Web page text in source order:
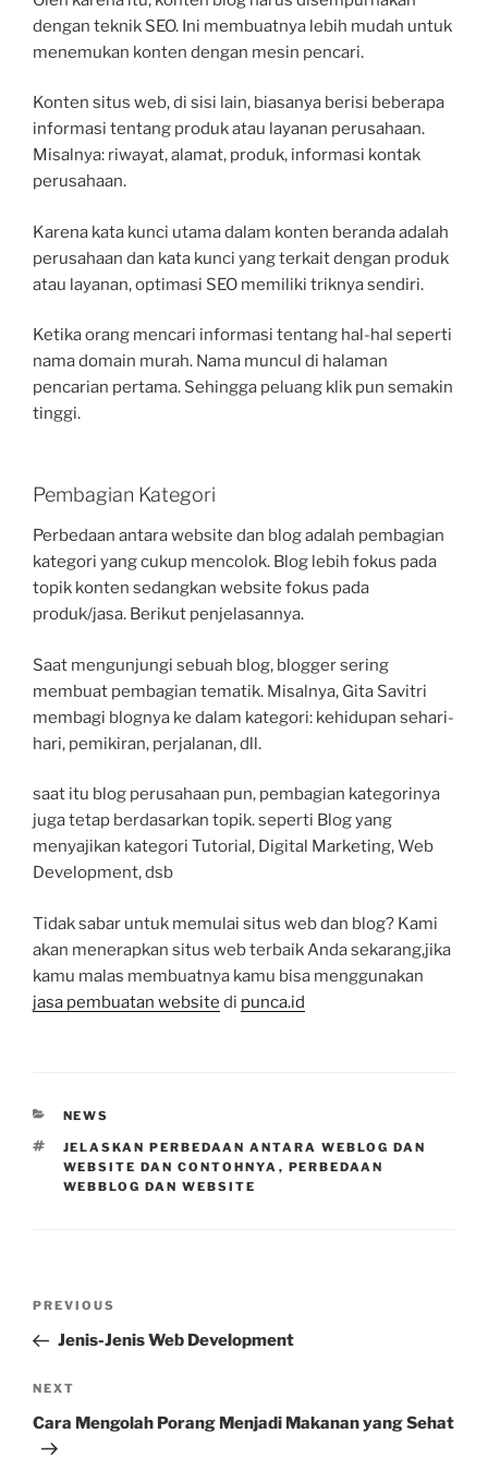
dengan teknik SEO. Ini membuatnya lebih mudah untuk
menemukan konten dengan mesin pencari.
Konten situs web, di sisi lain, biasanya berisi beberapa
informasi tentang produk atau layanan perusahaan.
Misalnya: riwayat, alamat, produk, informasi kontak
perusahaan.
Karena kata kunci utama dalam konten beranda adalah
perusahaan dan kata kunci yang terkait dengan produk
atau layanan, optimasi SEO memiliki triknya sendiri.
Ketika orang mencari informasi tentang hal-hal seperti
nama domain murah. Nama muncul di halaman
pencarian pertama. Sehingga peluang klik pun semakin
tinggi.
Pembagian Kategori
Perbedaan antara website dan blog adalah pembagian
kategori yang cukup mencolok. Blog lebih fokus pada
topik konten sedangkan website fokus pada
produk/jasa. Berikut penjelasannya.
Saat mengunjungi sebuah blog, blogger sering
membuat pembagian tematik. Misalnya, Gita Savitri
membagi blognya ke dalam kategori: kehidupan sehari-
hari, pemikiran, perjalanan, dll.
saat itu blog perusahaan pun, pembagian kategorinya
juga tetap berdasarkan topik. seperti Blog yang
menyajikan kategori Tutorial, Digital Marketing, Web
Development, dsb
Tidak sabar untuk memulai situs web dan blog? Kami
akan menerapkan situs web terbaik Anda sekarang,jika
kamu malas membuatnya kamu bisa menggunakan
jasa pembuatan website di punca.id
CATEGORIES
NEWS
TAGS
JELASKAN PERBEDAAN ANTARA WEBLOG DAN
WEBSITE DAN CONTOHNYA , PERBEDAAN
WEBBLOG DAN WEBSITE
Previous
Post
PREVIOUS
Jenis-Jenis Web Development
Next
Post
NEXT
Cara Mengolah Porang Menjadi Makanan yang Sehat